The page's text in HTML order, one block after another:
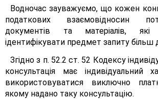
Водночас зауважуємо, що кожен
податкових взаємовідносин
документів та матеріалів,
ідентифікувати предмет запиту більш
Згідно з п. 52.2 ст. 52 Кодексу
консультація має індивідуальний
використовуватися виключно
якому надано таку консультацію.